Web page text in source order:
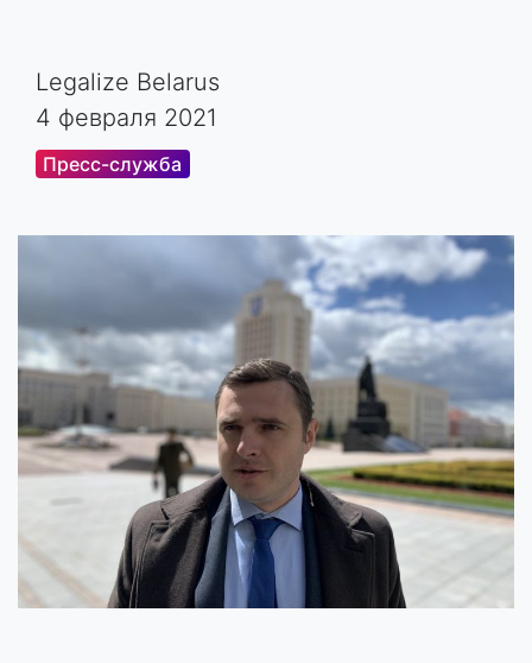
Legalize Belarus
4 февраля 2021
Пресс-служба